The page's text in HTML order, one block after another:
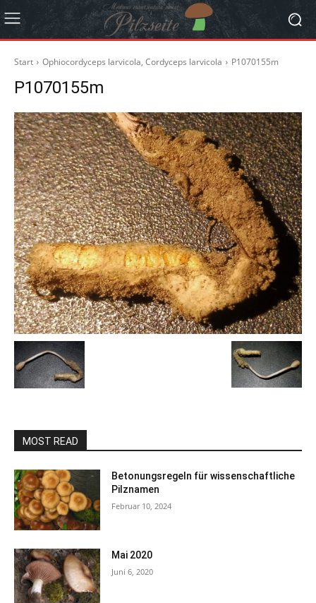
Start Ophiocordyceps larvicola, Cordyceps larvicola P1070155m
P1070155m
MOST READ
Betonungsregeln für wissenschaftliche
Pilznamen
Februar 10, 2024
Mai 2020
Juni 6, 2020